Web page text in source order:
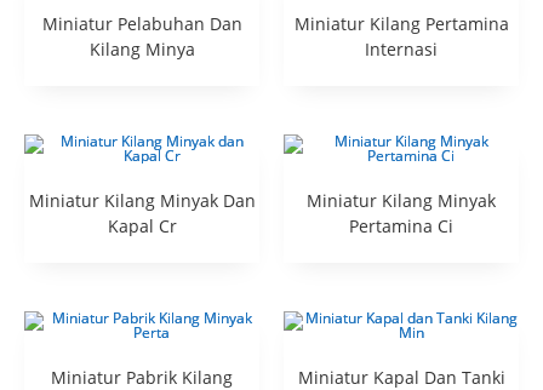
Miniatur Pelabuhan Dan
Kilang Minya
Miniatur Kilang Pertamina
Internasi
Miniatur Kilang Minyak Dan
Kapal Cr
Miniatur Kilang Minyak
Pertamina Ci
Miniatur Pabrik Kilang
Miniatur Kapal Dan Tanki